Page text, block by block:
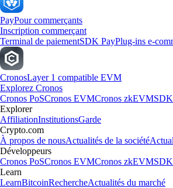
PayPour commerçants
Inscription commerçant
Terminal de paiementSDK PayPlug-ins e-
CronosLayer 1 compatible EVM
Explorez Cronos
Cronos PoSCronos EVMCronos zkEVM
Explorer
AffiliationInstitutionsGarde
Crypto.com
À propos de nousActualités de la société
Développeurs
Cronos PoSCronos EVMCronos zkEVM
Learn
LearnBitcoinRechercheActualités du marché